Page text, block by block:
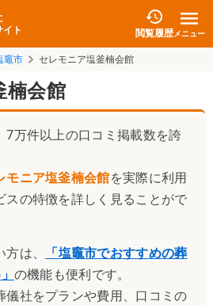
ト
閲覧履歴メニュー
竈市 セレモニア塩釜楠会館
楠会館
7万件以上の口コミ掲載数を誇
モニア塩釜楠会館を実際に利用
スの特徴を詳しく見ることがで
は、
「塩竈市でおすすめの葬
」 の機能も便利です。
儀社をプランや費用、口コミの